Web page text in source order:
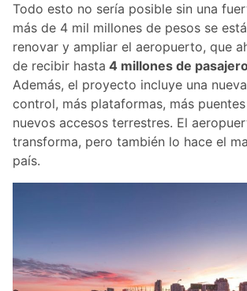
Todo esto no sería posible sin una
más de 4 mil millones de pesos se
renovar y ampliar el aeropuerto, que
de recibir hasta 4 millones de
Además, el proyecto incluye una
control, más plataformas, más
nuevos accesos terrestres. El
transforma, pero también lo hace el
país.